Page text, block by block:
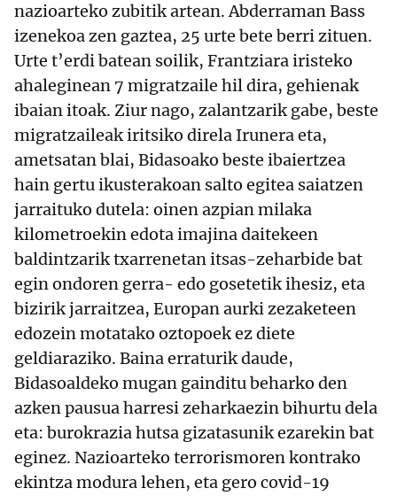
nazioarteko zubitik artean. Abderraman Bass
izenekoa zen gaztea, 25 urte bete berri zituen.
Urte t’erdi batean soilik, Frantziara iristeko
ahaleginean 7 migratzaile hil dira, gehienak
ibaian itoak. Ziur nago, zalantzarik gabe, beste
migratzaileak iritsiko direla Irunera eta,
ametsatan blai, Bidasoako beste ibaiertzea
hain gertu ikusterakoan salto egitea saiatzen
jarraituko dutela: oinen azpian milaka
kilometroekin edota imajina daitekeen
baldintzarik txarrenetan itsas-zeharbide bat
egin ondoren gerra- edo gosetetik ihesiz, eta
bizirik jarraitzea, Europan aurki zezaketeen
edozein motatako oztopoek ez diete
geldiaraziko. Baina erraturik daude,
Bidasoaldeko mugan gainditu beharko den
azken pausua harresi zeharkaezin bihurtu dela
eta: burokrazia hutsa gizatasunik ezarekin bat
eginez. Nazioarteko terrorismoren kontrako
ekintza modura lehen, eta gero covid-19